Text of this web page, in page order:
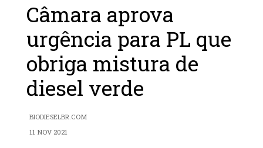
Câmara aprova
urgência para PL que
obriga mistura de
diesel verde
BIODIESELBR.COM
11 NOV 2021